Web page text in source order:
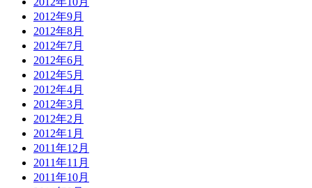
2012年9月
2012年8月
2012年7月
2012年6月
2012年5月
2012年4月
2012年3月
2012年2月
2012年1月
2011年12月
2011年11月
2011年10月